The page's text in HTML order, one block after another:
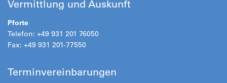
Vermittlung und Auskunft
Pforte
Telefon: +49 931 201 76050
Fax: +49 931 201-77550
Terminvereinbarungen